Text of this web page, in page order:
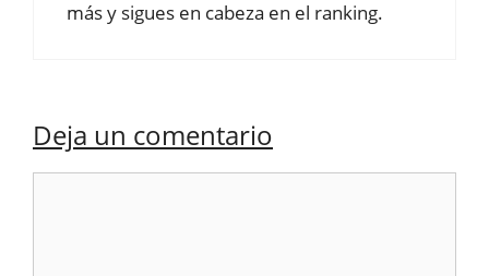
más y sigues en cabeza en el ranking.
Deja un comentario